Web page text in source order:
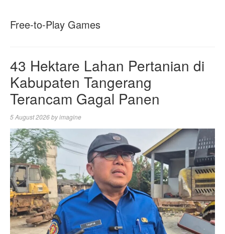
Free-to-Play Games
43 Hektare Lahan Pertanian di
Kabupaten Tangerang
Terancam Gagal Panen
5 August 2026byimagine